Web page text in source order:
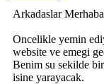
Arkadaslar
Oncelikle yemin
website ve emegi
Benim su sekilde
isine yarayacak.